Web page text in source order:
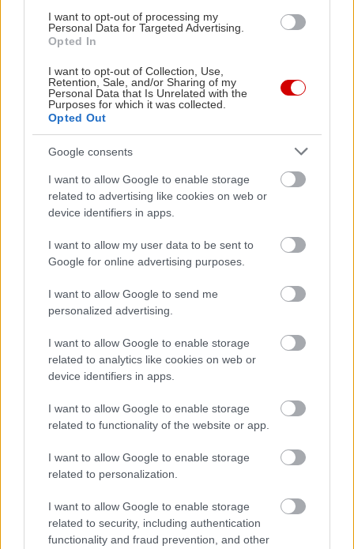
I want to opt-out of processing my
Personal Data for Targeted Advertising.
Opted In
I want to opt-out of Collection, Use,
Retention, Sale, and/or Sharing of my
Personal Data that Is Unrelated with the
Purposes for which it was collected.
Opted Out
Google consents
I want to allow Google to enable storage
related to advertising like cookies on web or
device identifiers in apps.
I want to allow my user data to be sent to
Google for online advertising purposes.
I want to allow Google to send me
personalized advertising.
I want to allow Google to enable storage
related to analytics like cookies on web or
device identifiers in apps.
I want to allow Google to enable storage
related to functionality of the website or app.
I want to allow Google to enable storage
related to personalization.
I want to allow Google to enable storage
related to security, including authentication
functionality and fraud prevention, and other
Διαβάστε επίσης